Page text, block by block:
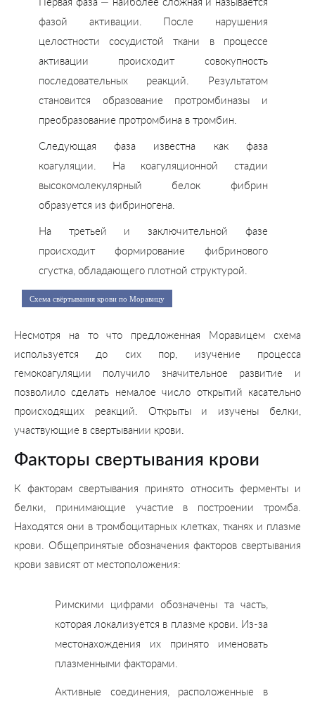
Первая фаза — наиболее сложная и называется
фазой активации. После нарушения
целостности сосудистой ткани в процессе
активации происходит совокупность
последовательных реакций. Результатом
становится образование протромбиназы и
преобразование протромбина в тромбин.
Следующая фаза известна как фаза
коагуляции. На коагуляционной стадии
высокомолекулярный белок фибрин
образуется из фибриногена.
На третьей и заключительной фазе
происходит формирование фибринового
сгустка, обладающего плотной структурой.
Схема свёртывания крови по Моравицу
Несмотря на то что предложенная Моравицем схема
используется до сих пор, изучение процесса
гемокоагуляции получило значительное развитие и
позволило сделать немалое число открытий касательно
происходящих реакций. Открыты и изучены белки,
участвующие в свертывании крови.
Факторы свертывания крови
К факторам свертывания принято относить ферменты и
белки, принимающие участие в построении тромба.
Находятся они в тромбоцитарных клетках, тканях и плазме
крови. Общепринятые обозначения факторов свертывания
крови зависят от местоположения:
Римскими цифрами обозначены та часть,
которая локализуется в плазме крови. Из-за
местонахождения их принято именовать
плазменными факторами.
Активные соединения, расположенные в